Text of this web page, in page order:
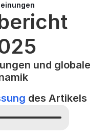
und globale
des Artikels